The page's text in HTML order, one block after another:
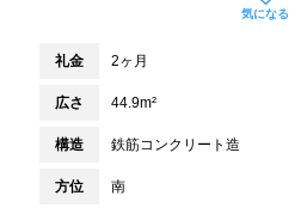
気になる
礼金 2ヶ月
広さ 44.9m²
構造 鉄筋コンクリート造
方位 南